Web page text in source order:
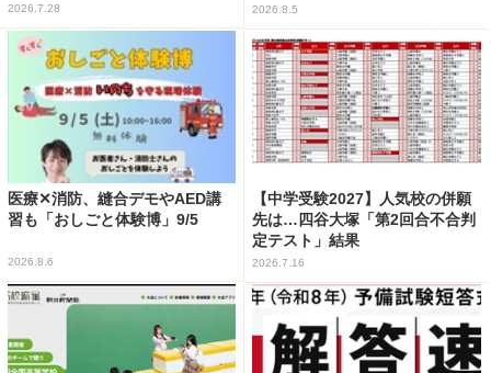
2026.7.28 2026.8.5
医療✕消防、縫合デモやAED講
習も「おしごと体験博」9/5
2026.8.6
【中学受験2027】人気校の併願
先は…四谷大塚「第2回合不合判
定テスト」結果
2026.7.16